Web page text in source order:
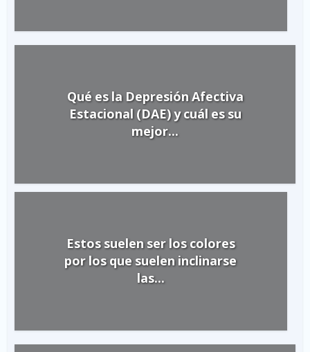
Qué es la Depresión Afectiva
Estacional (DAE) y cuál es su
mejor...
Estos suelen ser los colores
por los que suelen inclinarse
las...